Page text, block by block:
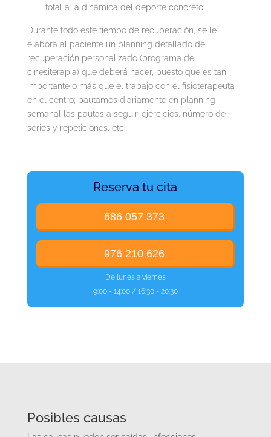
total a la dinámica del deporte concreto.
Durante todo este tiempo de recuperación, se le
elabora al paciente un planning detallado de
recuperación personalizado (programa de
cinesiterapia) que deberá hacer, puesto que es tan
importante o más que el trabajo con el fisioterapeuta
en el centro; pautamos diariamente en planning
semanal las pautas a seguir: ejercicios, número de
series y repeticiones, etc.
Reserva tu cita
686 057 373
976 210 626
De lunes a viernes
9:00 - 14:00 / 16:30 - 20:30
Posibles causas